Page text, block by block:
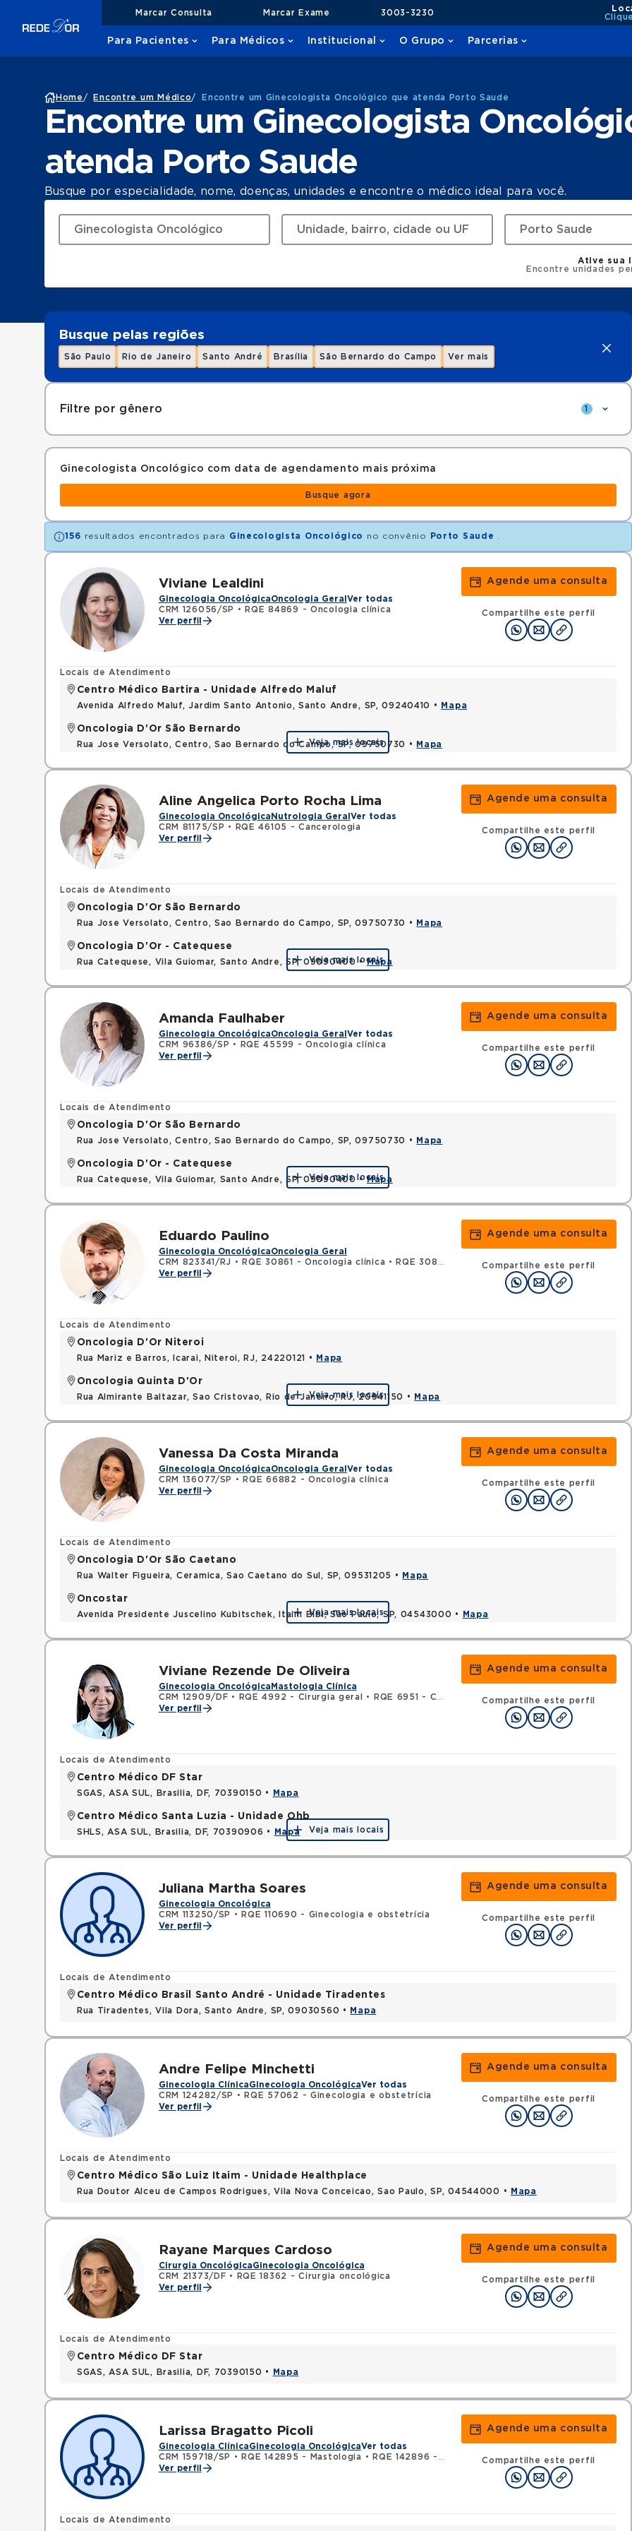
Marcar Consulta Marcar Exame 3003-3230
Para Pacientes Para Médicos Institucional O Grupo Parcerias
Home / Encontre um Médico/ Encontre um Ginecologista Oncológico que atenda Porto Saude
Encontre um Ginecologista
atenda Porto Saude
Busque por especialidade, nome, doenças, unidades e encontre o médico ideal para você.
Ative sua
Encontre unidades
Busque pelas regiões
São Paulo Rio de Janeiro Santo André Brasília São Bernardo do Campo Ver mais
Filtre por gênero 1
Ginecologista Oncológico com data de agendamento mais próxima
Busque agora
156 resultados encontrados para Ginecologista Oncológico no convênio Porto Saude
Viviane Lealdini
Ginecologia OncológicaOncologia Geral Ver todas
CRM 126056/SP
•
RQE 84869 - Oncologia clínica
Ver perfil
Agende uma consulta
Compartilhe este perfil
Locais de Atendimento
Centro Médico Bartira - Unidade Alfredo Maluf
Avenida Alfredo Maluf, Jardim Santo Antonio, Santo Andre, SP, 09240410 • Mapa
Oncologia D'Or São Bernardo
Rua Jose Versolato, Centro, Sao Bernardo do Campo, SP, 09750730 • Mapa
Veja mais locais
Aline Angelica Porto Rocha Lima
Ginecologia Oncológica Nutrologia Geral Ver todas
CRM 81175/SP •
RQE 46105 - Cancerologia
Ver perfil
Agende uma consulta
Compartilhe este perfil
Locais de Atendimento
Oncologia D'Or São Bernardo
Rua Jose Versolato, Centro, Sao Bernardo do Campo, SP, 09750730 • Mapa
Oncologia D'Or - Catequese
Rua Catequese, Vila Guiomar, Santo Andre, SP, 09090400 •Mapa
Veja mais locais
Amanda Faulhaber
Ginecologia OncológicaOncologia Geral Ver todas
CRM 96386/SP •
RQE 45599 - Oncologia clínica
Ver perfil
Agende uma consulta
Compartilhe este perfil
Locais de Atendimento
Oncologia D'Or São Bernardo
Rua Jose Versolato, Centro, Sao Bernardo do Campo, SP, 09750730 • Mapa
Oncologia D'Or - Catequese
Rua Catequese, Vila Guiomar, Santo Andre, SP, 09090400 •Mapa
Veja mais locais
Eduardo Paulino
Ginecologia OncológicaOncologia Geral
CRM 823341/RJ • RQE 30861 - Oncologia clínica •
RQE 30862 - Clínica médica
Ver perfil
Agende uma consulta
Compartilhe este perfil
Locais de Atendimento
Oncologia D'Or Niteroi
Rua Mariz e Barros, Icarai, Niteroi, RJ, 24220121 • Mapa
Oncologia Quinta D'Or
Rua Almirante Baltazar, Sao Cristovao, Rio de Janeiro, RJ, 20941150 • Mapa
Veja mais locais
Vanessa Da Costa Miranda
Ginecologia OncológicaOncologia Geral Ver todas
CRM 136077/SP
•
RQE 66882 - Oncologia clínica
Ver perfil
Agende uma consulta
Compartilhe este perfil
Locais de Atendimento
Oncologia D'Or São Caetano
Rua Walter Figueira, Ceramica, Sao Caetano do Sul, SP, 09531205 • Mapa
Oncostar
Avenida Presidente Juscelino Kubitschek, Itaim Bibi, Sao Paulo, SP, 04543000 • Mapa
Veja mais locais
Viviane Rezende De Oliveira
Ginecologia Oncológica Mastologia Clínica
CRM 12909/DF • RQE 4992 - Cirurgia geral • RQE 6951 - Cancerologia/cancerologia cirúrgica
Ver perfil
Agende uma consulta
Compartilhe este perfil
Locais de Atendimento
Centro Médico DF Star
SGAS, ASA SUL, Brasilia, DF, 70390150 • Mapa
Centro Médico Santa Luzia - Unidade Ohb
SHLS, ASA SUL, Brasilia, DF, 70390906 • Mapa Veja mais locais
Juliana Martha Soares
Ginecologia Oncológica
CRM 113250/SP
•
RQE 110690 - Ginecologia e obstetrícia
Ver perfil
Agende uma consulta
Compartilhe este perfil
Locais de Atendimento
Centro Médico Brasil Santo André - Unidade Tiradentes
Rua Tiradentes, Vila Dora, Santo Andre, SP, 09030560 • Mapa
Andre Felipe Minchetti
Ginecologia ClínicaGinecologia OncológicaVer todas
CRM 124282/SP
•
RQE 57062 - Ginecologia e obstetrícia
Ver perfil
Agende uma consulta
Compartilhe este perfil
Locais de Atendimento
Centro Médico São Luiz Itaim - Unidade Healthplace
Rua Doutor Alceu de Campos Rodrigues, Vila Nova Conceicao, Sao Paulo, SP, 04544000 • Mapa
Rayane Marques Cardoso
Cirurgia OncológicaGinecologia Oncológica
CRM 21373/DF •
RQE 18362 - Cirurgia oncológica
Ver perfil
Agende uma consulta
Compartilhe este perfil
Locais de Atendimento
Centro Médico DF Star
SGAS, ASA SUL, Brasilia, DF, 70390150 • Mapa
Larissa Bragatto Picoli
Ginecologia ClínicaGinecologia OncológicaVer todas
CRM 159718/SP
• RQE 142895 - Mastologia •
RQE 142896 - Ginecologia e obstetrícia
Ver perfil
Agende uma consulta
Compartilhe este perfil
Locais de Atendimento